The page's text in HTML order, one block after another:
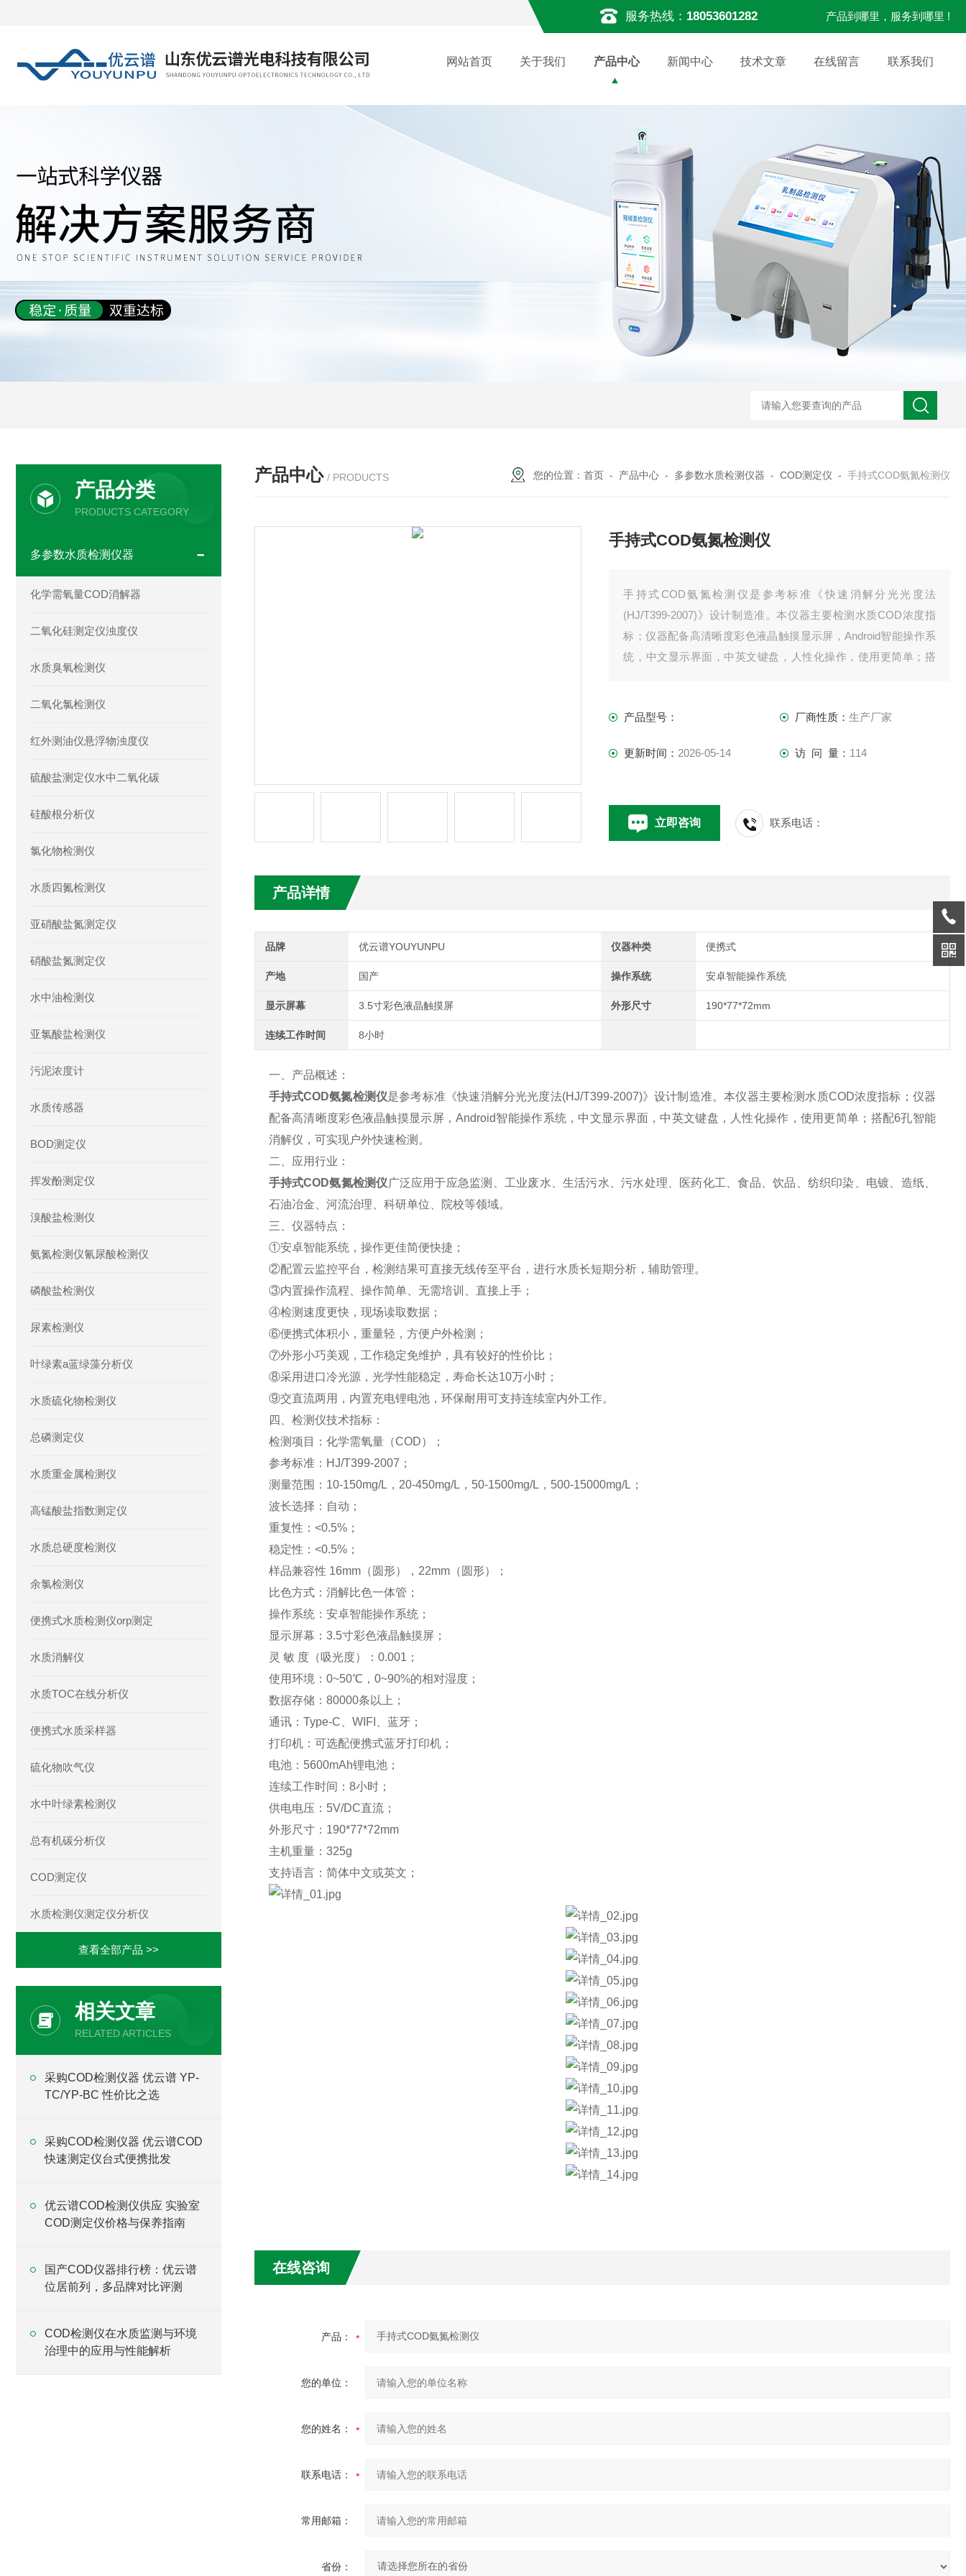
服务热线： 18053601282 产品到哪里，服务到哪里 !
网站首页 关于我们 产品中心 新闻中心 技术文章 在线留言 联系我们
产品中心 / PRODUCTS 您的位置： 首页 - 产品中心 - 多参数水质检测仪器 - COD测定仪 - 手持式COD氨氮检测仪
手持式COD氨氮检测仪
手持式COD氨氮检测仪是参考标准《快速消解分光光度法
(HJ/T399-2007)》设计制造准。本仪器主要检测水质COD浓度指
标；仪器配备高清晰度彩色液晶触摸显示屏，Android智能操作系
统，中文显示界面，中英文键盘，人性化操作，使用更简单；搭
产品型号： 厂商性质： 生产厂家
更新时间： 2026-05-14 访 问 量： 114
立即咨询 联系电话：
产品详情
品牌 优云谱YOUYUNPU 仪器种类 便携式
产地 国产 操作系统 安卓智能操作系统
显示屏幕 3.5寸彩色液晶触摸屏 外形尺寸 190*77*72mm
连续工作时间 8小时
一、产品概述：
手持式COD氨氮检测仪是参考标准《快速消解分光光度法(HJ/T399-2007)》设计制造准。本仪器主要检测水质COD浓度指标；仪器
配备高清晰度彩色液晶触摸显示屏，Android智能操作系统，中文显示界面，中英文键盘，人性化操作，使用更简单；搭配6孔智能
消解仪，可实现户外快速检测。
二、应用行业：
手持式COD氨氮检测仪 广泛应用于应急监测、工业废水、生活污水、污水处理、医药化工、食品、饮品、纺织印染、电镀、造纸、
石油冶金、河流治理、科研单位、院校等领域。
三、仪器特点：
①安卓智能系统，操作更佳简便快捷；
②配置云监控平台，检测结果可直接无线传至平台，进行水质长短期分析，辅助管理。
③内置操作流程、操作简单、无需培训、直接上手；
④检测速度更快，现场读取数据；
⑥便携式体积小，重量轻，方便户外检测；
⑦外形小巧美观，工作稳定免维护，具有较好的性价比；
⑧采用进口冷光源，光学性能稳定，寿命长达10万小时；
⑨交直流两用，内置充电锂电池，环保耐用可支持连续室内外工作。
四、检测仪技术指标：
检测项目：化学需氧量（COD）；
参考标准：HJ/T399-2007；
测量范围：10-150mg/L，20-450mg/L，50-1500mg/L，500-15000mg/L；
波长选择：自动；
重复性：<0.5%；
稳定性：<0.5%；
样品兼容性 16mm（圆形），22mm（圆形）；
比色方式：消解比色一体管；
操作系统：安卓智能操作系统；
显示屏幕：3.5寸彩色液晶触摸屏；
灵 敏 度（吸光度）：0.001；
使用环境：0~50℃，0~90%的相对湿度；
数据存储：80000条以上；
通讯：Type-C、WIFI、蓝牙；
打印机：可选配便携式蓝牙打印机；
电池：5600mAh锂电池；
连续工作时间：8小时；
供电电压：5V/DC直流；
外形尺寸：190*77*72mm
主机重量：325g
支持语言：简体中文或英文；
在线咨询
产品：
您的单位：
您的姓名：
联系电话：
常用邮箱：
省份：
产品分类
PRODUCTS CATEGORY
多参数水质检测仪器
化学需氧量COD消解器
二氧化硅测定仪浊度仪
水质臭氧检测仪
二氧化氯检测仪
红外测油仪悬浮物浊度仪
硫酸盐测定仪水中二氧化碳
硅酸根分析仪
氯化物检测仪
水质四氮检测仪
亚硝酸盐氮测定仪
硝酸盐氮测定仪
水中油检测仪
亚氯酸盐检测仪
污泥浓度计
水质传感器
BOD测定仪
挥发酚测定仪
溴酸盐检测仪
氨氮检测仪氰尿酸检测仪
磷酸盐检测仪
尿素检测仪
叶绿素a蓝绿藻分析仪
水质硫化物检测仪
总磷测定仪
水质重金属检测仪
高锰酸盐指数测定仪
水质总硬度检测仪
余氯检测仪
便携式水质检测仪orp测定
水质消解仪
水质TOC在线分析仪
便携式水质采样器
硫化物吹气仪
水中叶绿素检测仪
总有机碳分析仪
COD测定仪
水质检测仪测定仪分析仪
查看全部产品 >>
相关文章
RELATED ARTICLES
采购COD检测仪器 优云谱 YP-
TC/YP-BC 性价比之选
采购COD检测仪器 优云谱COD
快速测定仪台式便携批发
优云谱COD检测仪供应 实验室
COD测定仪价格与保养指南
国产COD仪器排行榜：优云谱
位居前列，多品牌对比评测
COD检测仪在水质监测与环境
治理中的应用与性能解析